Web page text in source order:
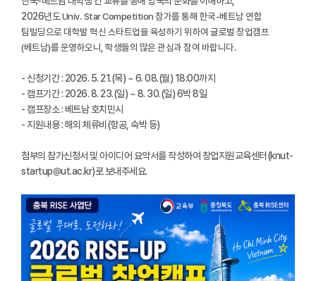
2026년도Univ. Star Competition 참가를 통해 한국-베트남 연합
팀빌딩으로 대학발 혁신 스타트업을 육성하기 위하여글로벌 창업캠프
(베트남)를 운영하오니, 학생들의 많은 관심과 참여 바랍니다.
- 신청기간 : 2026. 5. 21.(목) ~ 6. 08.(월) 18:00까지
- 캠프기간 : 2026. 8. 23.(일) ~ 8. 30.(일) 6박 8일
- 캠프장소 : 베트남 호치민시
- 지원내용 : 해외 체류비(항공, 숙박 등)
첨부의 참가신청서 및 아이디어 요약서를 작성하여 창업지원교육센터(knut-
startup@ut.ac.kr)로 보내주세요.